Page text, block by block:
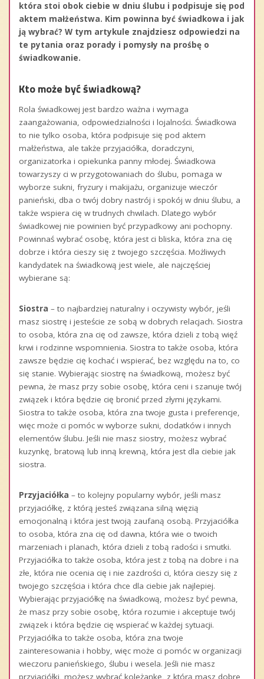
która stoi obok ciebie w dniu ślubu i podpisuje się pod
aktem małżeństwa. Kim powinna być świadkowa i jak
ją wybrać? W tym artykule znajdziesz odpowiedzi na
te pytania oraz porady i pomysły na prośbę o
świadkowanie.
Kto może być świadkową?
Rola świadkowej jest bardzo ważna i wymaga
zaangażowania, odpowiedzialności i lojalności. Świadkowa
to nie tylko osoba, która podpisuje się pod aktem
małżeństwa, ale także przyjaciółka, doradczyni,
organizatorka i opiekunka panny młodej. Świadkowa
towarzyszy ci w przygotowaniach do ślubu, pomaga w
wyborze sukni, fryzury i makijażu, organizuje wieczór
panieński, dba o twój dobry nastrój i spokój w dniu ślubu, a
także wspiera cię w trudnych chwilach. Dlatego wybór
świadkowej nie powinien być przypadkowy ani pochopny.
Powinnaś wybrać osobę, która jest ci bliska, która zna cię
dobrze i która cieszy się z twojego szczęścia. Możliwych
kandydatek na świadkową jest wiele, ale najczęściej
wybierane są:
Siostra – to najbardziej naturalny i oczywisty wybór, jeśli
masz siostrę i jesteście ze sobą w dobrych relacjach. Siostra
to osoba, która zna cię od zawsze, która dzieli z tobą więź
krwi i rodzinne wspomnienia. Siostra to także osoba, która
zawsze będzie cię kochać i wspierać, bez względu na to, co
się stanie. Wybierając siostrę na świadkową, możesz być
pewna, że masz przy sobie osobę, która ceni i szanuje twój
związek i która będzie cię bronić przed złymi językami.
Siostra to także osoba, która zna twoje gusta i preferencje,
więc może ci pomóc w wyborze sukni, dodatków i innych
elementów ślubu. Jeśli nie masz siostry, możesz wybrać
kuzynkę, bratową lub inną krewną, która jest dla ciebie jak
siostra.
Przyjaciółka – to kolejny popularny wybór, jeśli masz
przyjaciółkę, z którą jesteś związana silną więzią
emocjonalną i która jest twoją zaufaną osobą. Przyjaciółka
to osoba, która zna cię od dawna, która wie o twoich
marzeniach i planach, która dzieli z tobą radości i smutki.
Przyjaciółka to także osoba, która jest z tobą na dobre i na
złe, która nie ocenia cię i nie zazdrości ci, która cieszy się z
twojego szczęścia i która chce dla ciebie jak najlepiej.
Wybierając przyjaciółkę na świadkową, możesz być pewna,
że masz przy sobie osobę, która rozumie i akceptuje twój
związek i która będzie cię wspierać w każdej sytuacji.
Przyjaciółka to także osoba, która zna twoje
zainteresowania i hobby, więc może ci pomóc w organizacji
wieczoru panieńskiego, ślubu i wesela. Jeśli nie masz
przyjaciółki, możesz wybrać koleżankę, z którą masz dobre